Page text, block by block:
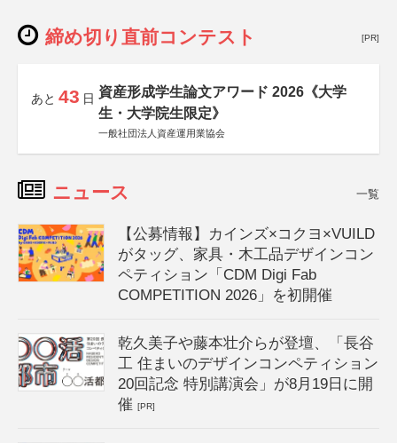
締め切り直前コンテスト [PR]
あと 43 日 資産形成学生論文アワード 2026《大学
生・大学院生限定》
一般社団法人資産運用業協会
ニュース 一覧
【公募情報】カインズ×コクヨ×VUILD
がタッグ、家具・木工品デザインコン
ペティション「CDM Digi Fab
COMPETITION 2026」を初開催
乾久美子や藤本壮介らが登壇、「長谷
工 住まいのデザインコンペティション
20回記念 特別講演会」が8月19日に開
催[PR]